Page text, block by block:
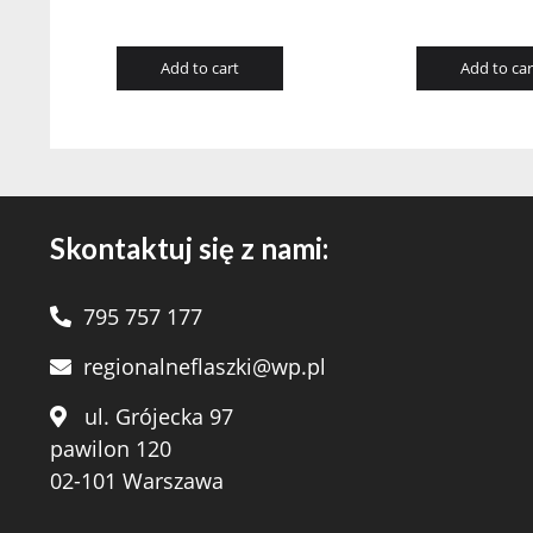
Add to cart Add to
Skontaktuj się z nami:
795 757 177
regionalneflaszki@wp.pl
ul. Grójecka 97
pawilon 120
02-101 Warszawa